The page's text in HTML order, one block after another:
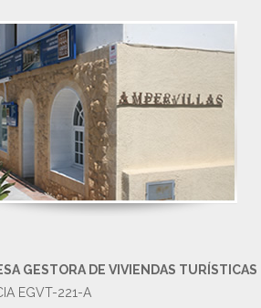
GESTORA DE VIVIENDAS TURÍSTICAS
EGVT-221-A